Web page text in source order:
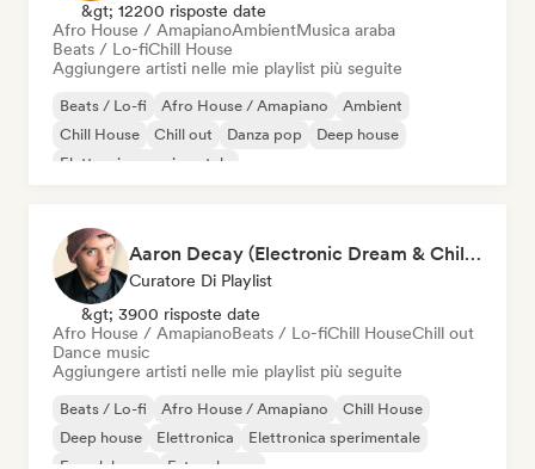
&gt; 12200 risposte date
Afro House / AmapianoAmbientMusica araba
Beats / Lo-fiChill House
Aggiungere artisti nelle mie playlist più seguite
Beats / Lo-fi Afro House / Amapiano
Ambient
Chill House
Chill out Danza pop
Deep house
Elettronica sperimentale
Aaron Decay (Electronic Dream & Chill Electronic Dream playlists)
Curatore Di Playlist
&gt; 3900 risposte date
Afro House / AmapianoBeats / Lo-fiChill HouseChill out
Dance music
Aggiungere artisti nelle mie playlist più seguite
Beats / Lo-fi Afro House / Amapiano
Chill House
Deep house
Elettronica
Elettronica sperimentale